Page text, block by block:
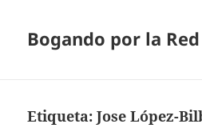
Bogando por la Red
Etiqueta:Jose López-